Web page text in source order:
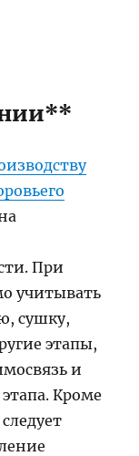
При
учитывать
сушку,
этапы,
и
Кроме